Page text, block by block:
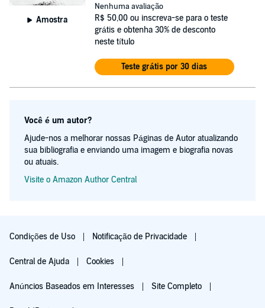
Amostra
Nenhuma avaliação
R$ 50,00 ou inscreva-se para o teste
grátis e obtenha 30% de desconto
neste título
Teste grátis por 30 dias
Você é um autor?
Ajude-nos a melhorar nossas Páginas de Autor atualizando
sua bibliografia e enviando uma imagem e biografia novas
ou atuais.
Visite o Amazon Author Central
Condições de Uso Notificação de Privacidade
Central de Ajuda Cookies
Anúncios Baseados em Interesses Site Completo